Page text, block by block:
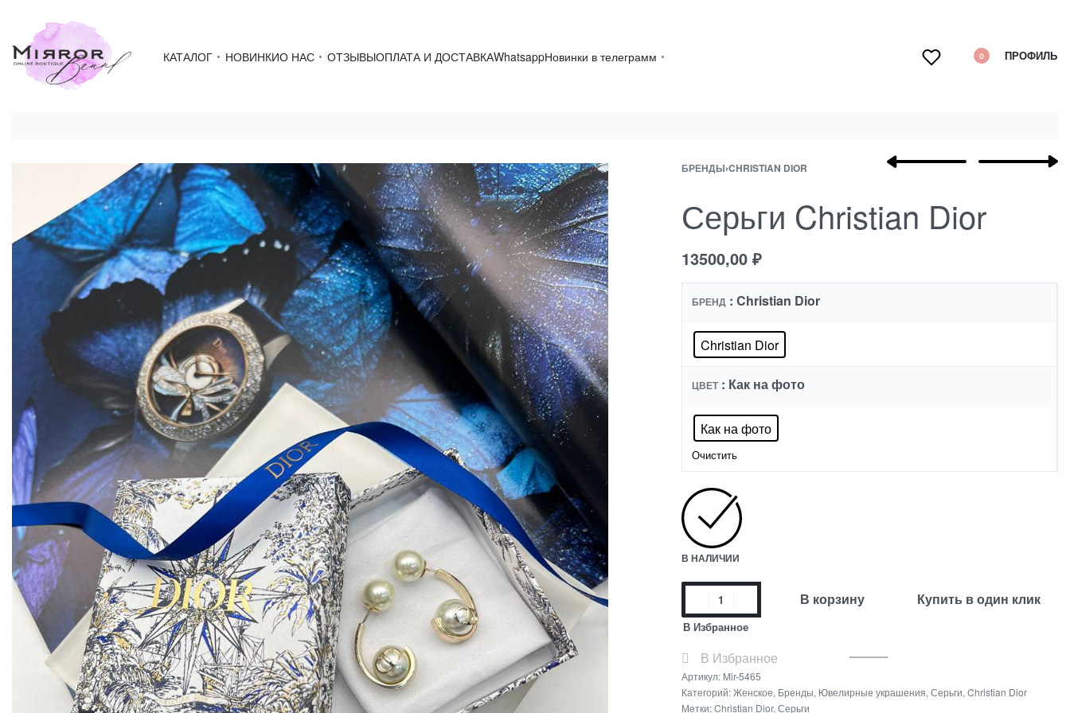
КАТАЛОГ НОВИНКИО НАС ОТЗЫВЫОПЛАТА И ДОСТАВКАWhatsappНовинки в телеграмм 0 ПРОФИЛЬ
БРЕНДЫ›CHRISTIAN DIOR
Серьги Christian Dior
13500,00 ₽
БРЕНД : Christian Dior
Christian Dior
ЦВЕТ : Как на фото
Как на фото
Очистить
В НАЛИЧИИ
В корзину Купить в один клик
В Избранное
В Избранное
Артикул: Mir-5465
Категорий:Женское, Бренды, Ювелирные украшения, Серьги, Christian Dior
Метки:Christian Dior, Серьги